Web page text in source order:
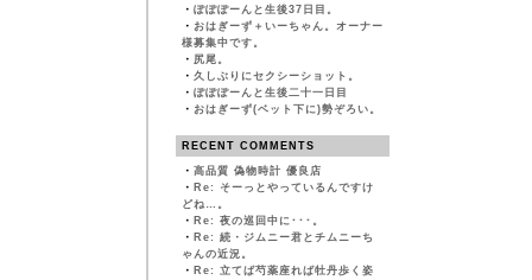
・ ぽぽぽーんと生後37日目。
・ おはぎーず＋いーちゃん。オーナー
様募集中です。
・ 尻尾。
・ 久しぶりにセクシーショット。
・ ぽぽぽーんと生後二十一日目
・ おはぎーず(ベット下に)勢ぞろい。
RECENT COMMENTS
・ 高品質 偽物時計 優良店
・ Re: そーっとやっているんですけ
どね…。
・ Re: 夜の巡回中に･･･。
・ Re: 続・ジムニー君とチムニーち
ゃんの近況。
・ Re: 立てば芍薬座れば牡丹歩く姿